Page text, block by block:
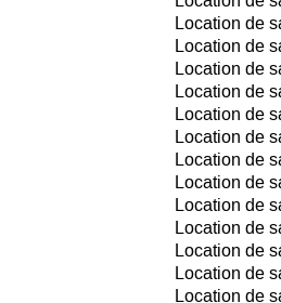
Location de
Location de
Location de
Location de
Location de
Location de
Location de
Location de
Location de
Location de
Location de
Location de
Location de